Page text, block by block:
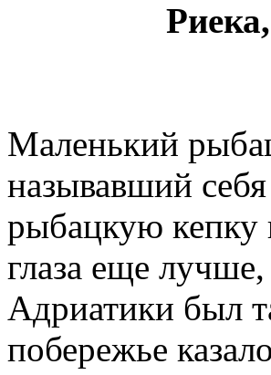
Маленький
называвший
рыбацкую кепку
глаза еще
Адриатики был
побережье